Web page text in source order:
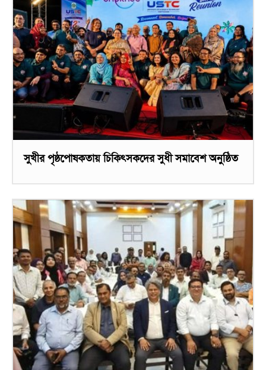
সুখীর পৃষ্ঠপোষকতায় চিকিৎসকদের সুধী সমাবেশ অনুষ্ঠিত